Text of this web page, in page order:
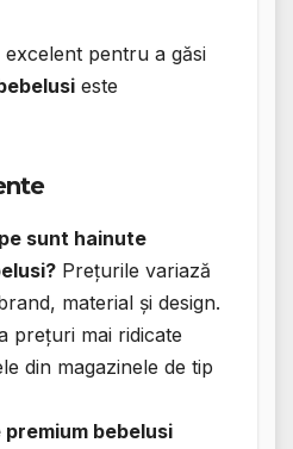
pentru a găsi
este
sunt hainute
Prețurile variază
material și design.
prețuri mai ridicate
din magazinele de tip
bebelusi